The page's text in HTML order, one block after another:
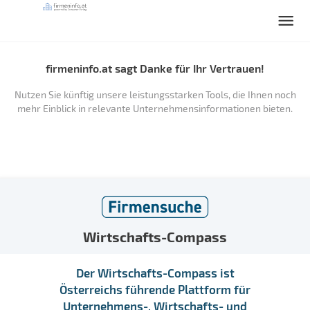
firmeninfo.at sagt Danke für Ihr Vertrauen!
Nutzen Sie künftig unsere leistungsstarken Tools, die Ihnen noch
mehr Einblick in relevante Unternehmensinformationen bieten.
Wirtschafts-Compass
Der Wirtschafts-Compass ist
Österreichs führende Plattform für
Unternehmens-, Wirtschafts- und